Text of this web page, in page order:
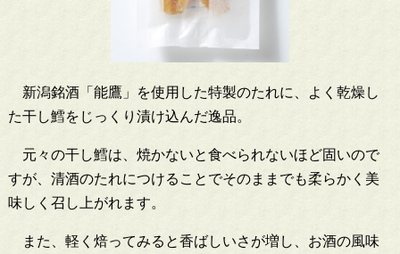
新潟銘酒「能鷹」を使用した特製のたれに、よく乾燥し
た干し鱈をじっくり漬け込んだ逸品。
元々の干し鱈は、焼かないと食べられないほど固いので
すが、清酒のたれにつけることでそのままでも柔らかく美
味しく召し上がれます。
また、軽く焙ってみると香ばしいさが増し、お酒の風味